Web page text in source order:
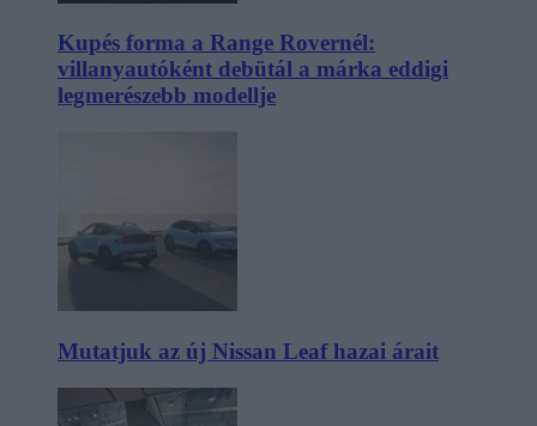
Kupés forma a Range Rovernél:
villanyautóként debütál a márka eddigi
legmerészebb modellje
Mutatjuk az új Nissan Leaf hazai árait